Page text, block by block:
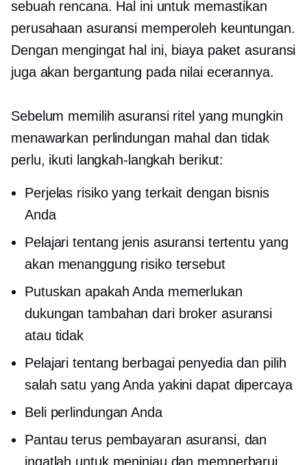
sebuah rencana. Hal ini untuk memastikan
perusahaan asuransi memperoleh keuntungan.
Dengan mengingat hal ini, biaya paket asuransi
juga akan bergantung pada nilai ecerannya.
Sebelum memilih asuransi ritel yang mungkin
menawarkan perlindungan mahal dan tidak
perlu, ikuti langkah-langkah berikut:
Perjelas risiko yang terkait dengan bisnis
Anda
Pelajari tentang jenis asuransi tertentu yang
akan menanggung risiko tersebut
Putuskan apakah Anda memerlukan
dukungan tambahan dari broker asuransi
atau tidak
Pelajari tentang berbagai penyedia dan pilih
salah satu yang Anda yakini dapat dipercaya
Beli perlindungan Anda
Pantau terus pembayaran asuransi, dan
ingatlah untuk meninjau dan memperbarui